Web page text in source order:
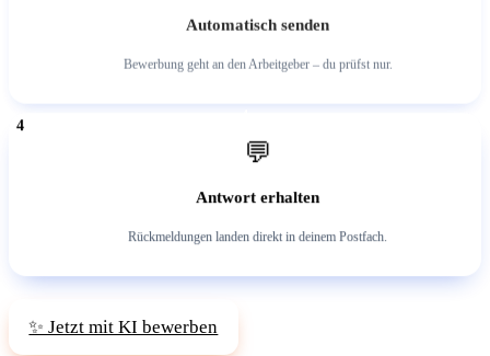
Automatisch senden
Bewerbung geht an den Arbeitgeber – du prüfst nur.
💬
Antwort erhalten
Rückmeldungen landen direkt in deinem Postfach.
✨ Jetzt mit KI bewerben